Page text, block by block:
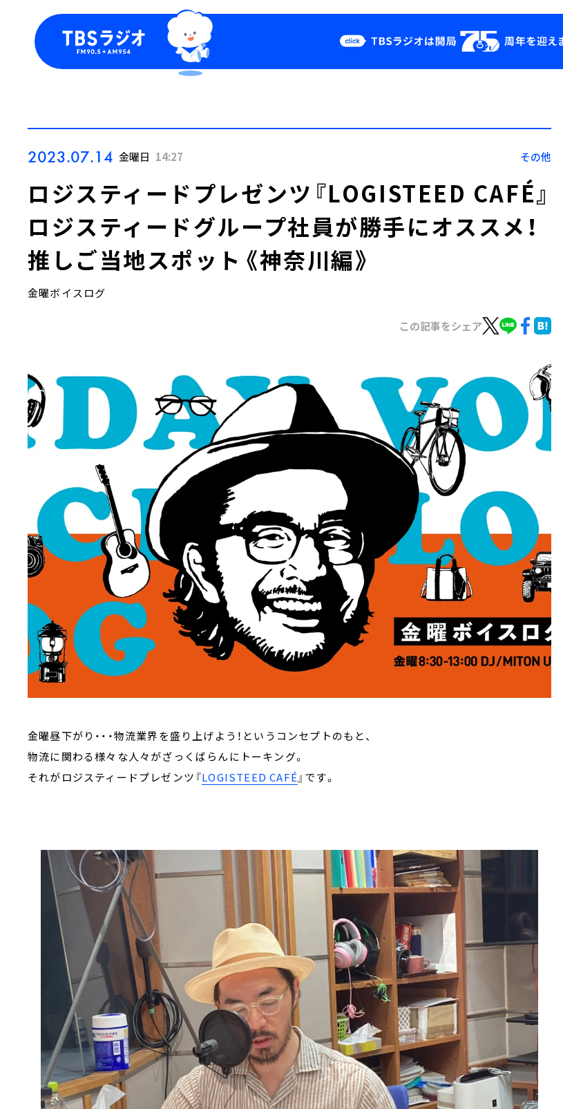
Podcast
YouTube
2023.07.14 金曜日 14:27 その他
ロジスティードプレゼンツ『LOGISTEED CAFÉ』
ロジスティードグループ社員が勝手にオススメ！
推しご当地スポット《神奈川編》
金曜ボイスログ
この記事をシェア
金曜昼下がり・・・物流業界を盛り上げよう！というコンセプトのもと、
物流に関わる様々な人々がざっくばらんにトーキング。
それがロジスティードプレゼンツ『LOGISTEED CAFÉ 』です。